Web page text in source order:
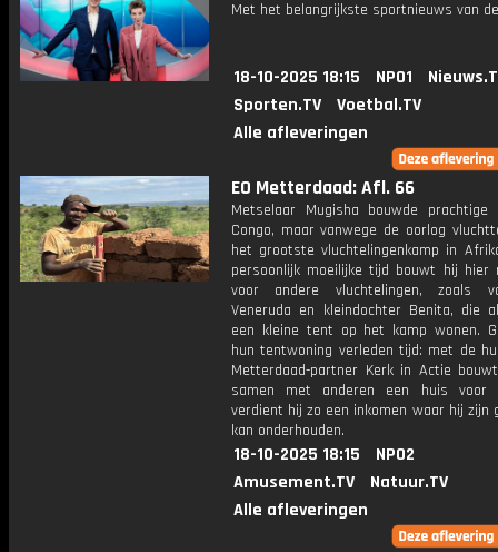
Met het belangrijkste sportnieuws van
18-10-2025 18:15 NPO1
Sporten.TV
Voetbal.TV
Alle afleveringen
EO Metterdaad: Afl. 66
Metselaar Mugisha bouwde prachtige
Congo, maar vanwege de oorlog
het grootste vluchtelingenkamp in
persoonlijk moeilijke tijd bouwt hij hier
voor andere vluchtelingen, zoals
Veneruda en kleindochter Benita, die
een kleine tent op het kamp wonen.
hun tentwoning verleden tijd: met de
Metterdaad-partner Kerk in Actie
samen met anderen een huis voor
verdient hij zo een inkomen waar hij zijn
kan onderhouden.
18-10-2025 18:15
NPO2
Amusement.TV
Natuur.TV
Alle afleveringen